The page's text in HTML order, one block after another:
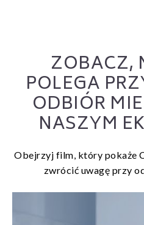
ZOBACZ,
POLEGA
ODBIÓR
NASZYM
Obejrzyj film, który pokaże
zwrócić uwagę przy